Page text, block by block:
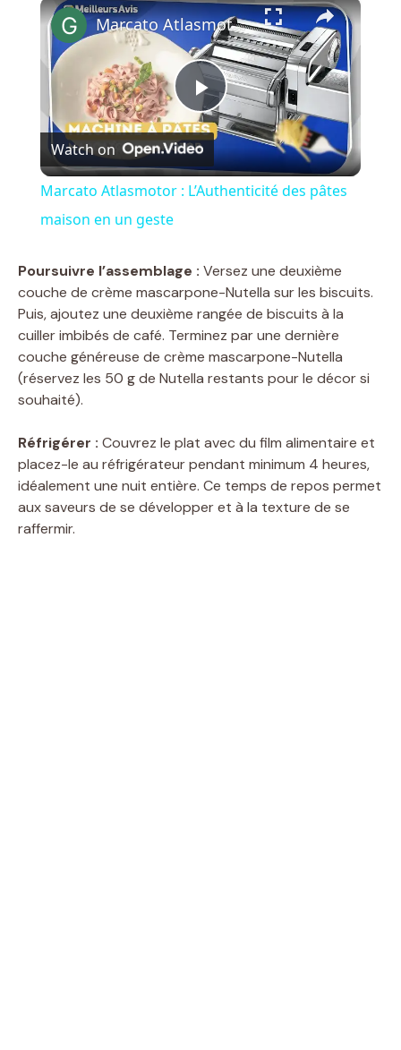
P
l
y
V
i
d
e
Marcato Atlasmotor : L’Authenticité des pâtes maison en un geste
Watch on
Marcato Atlasmotor : L’Authenticité des pâtes
maison en un geste
Poursuivre l’assemblage : Versez une deuxième
couche de crème mascarpone-Nutella sur les biscuits.
Puis, ajoutez une deuxième rangée de biscuits à la
cuiller imbibés de café. Terminez par une dernière
couche généreuse de crème mascarpone-Nutella
(réservez les 50 g de Nutella restants pour le décor si
souhaité).
Réfrigérer : Couvrez le plat avec du film alimentaire et
placez-le au réfrigérateur pendant minimum 4 heures,
idéalement une nuit entière. Ce temps de repos permet
aux saveurs de se développer et à la texture de se
raffermir.